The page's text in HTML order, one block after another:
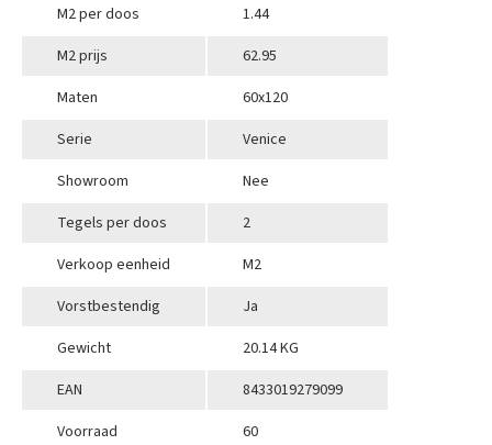
M2 per doos
1.44
M2 prijs
62.95
Maten
60x120
Serie
Venice
Showroom
Nee
Tegels per doos
2
Verkoop eenheid
M2
Vorstbestendig
Ja
Gewicht
20.14 KG
EAN
8433019279099
Voorraad
60